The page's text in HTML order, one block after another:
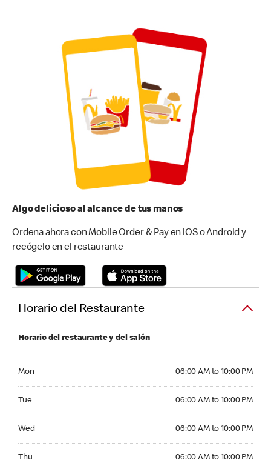
Algo delicioso al alcance de tus manos
Ordena ahora con Mobile Order & Pay en iOS o Android y
recógelo en el restaurante
Horario del Restaurante
Horario del restaurante y del salón
Mon 06:00 AM to 10:00 PM
Tue 06:00 AM to 10:00 PM
Wed 06:00 AM to 10:00 PM
Thu 06:00 AM to 10:00 PM